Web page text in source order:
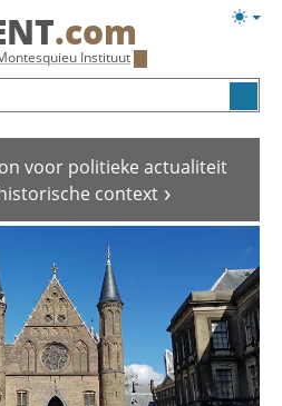
.com
Instituut
voor politieke actualiteit
context